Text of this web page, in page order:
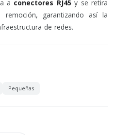
a conectores RJ45 y se retira
garantizando así la
de redes.
Pequeñas